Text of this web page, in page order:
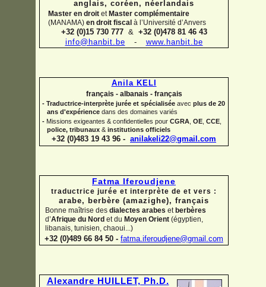
anglais, coréen, néerlandais
Master en droit etMaster complémentaire
(MANAMA) en droit fiscal à l’Université d’Anvers
+32 (0)15 730 777& +32 (0)478 81 46 43
info@hanbit.be - www.hanbit.be
Anila KELI
français -albanais -français
- Traductrice-interprète jurée et spécialisée avec plus de 20
ans d'expérience dans des domaines variés
- Missions exigeantes & confidentielles pour CGRA OE CCE
police, tribunaux & institutions officiels
+32 (0)483 19 43 96 - anilakeli22@gmail.com
Fatma Iferoudjene
traductrice jurée et interprète de et vers :
arabe, berbère (amazighe), français
Bonne maîtrise des dialectes arabes et berbères
d’Afrique du Nord et du Moyen Orient (égyptien,
libanais, tunisien, chaoui...)
+32 (0)489 66 84 50 - fatma.iferoudjene@gmail.com
Alexandre HUILLET, Ph.D.